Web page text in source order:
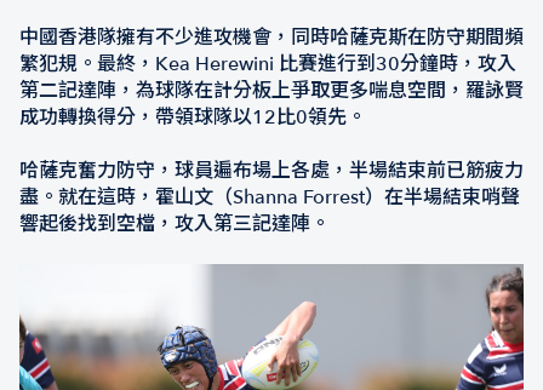
中國香港隊擁有不少進攻機會，同時哈薩克斯在防守期間頻
繁犯規。最終，Kea Herewini 比賽進行到30分鐘時，攻入
第二記達陣，為球隊在計分板上爭取更多喘息空間，羅詠賢
成功轉換得分，帶領球隊以12比0領先。
哈薩克奮力防守，球員遍布場上各處，半場結束前已筋疲力
盡。就在這時，霍山文（Shanna Forrest）在半場結束哨聲
響起後找到空檔，攻入第三記達陣。